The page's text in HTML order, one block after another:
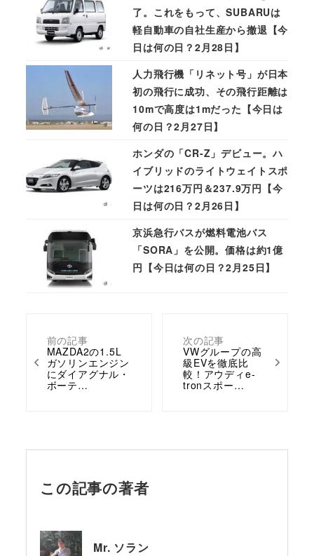
前の記事
MAZDA2の1.5L
ガソリンエンジン
にダイアグナル・
ボーテ…
次の記事
VWグループの高
級EVを徹底比
較！アウディe-
tronスポー…
了。これをもって、SUBARUは
軽自動車の自社生産から撤退【今
日は何の日？2月28日】
人力飛行機「リネット号」が日本
初の飛行に成功、その飛行距離は
10mで高度は1mだった【今日は
何の日？2月27日】
ホンダの「CR-Z」デビュー。ハ
イブリッドのライトウェイトスポ
ーツは216万円＆237.9万円【今
日は何の日？2月26日】
京浜急行バスが燃料電池バス
「SORA」を公開。価格は約1億
円【今日は何の日？2月25日】
この記事の著者
Mr. ソラン